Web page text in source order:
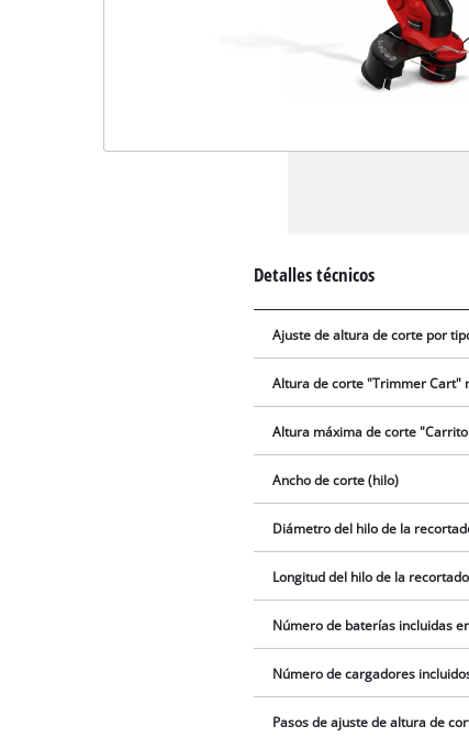
Detalles técnicos
Ajuste de altura de corte por
Altura de corte "Trimmer Cart"
Altura máxima de corte
Ancho de corte (hilo)
Diámetro del hilo de la
Longitud del hilo de la
Número de baterías incluidas
Número de cargadores
Pasos de ajuste de altura de